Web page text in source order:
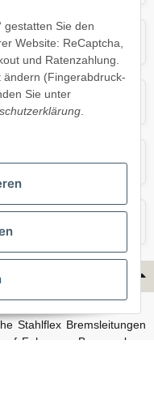
gestatten Sie den
Website: ReCaptcha,
und Ratenzahlung.
ändern (Fingerabdruck-
Sie unter
.
Mini
Porsche
Smart
Stahlflex Bremsleitungen
Fahrzeug, Bremsanlage